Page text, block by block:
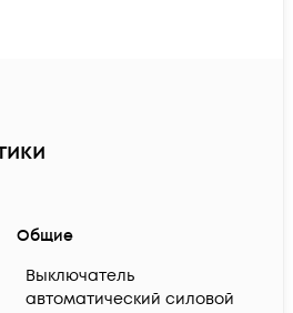
Общие
Выключатель
автоматический силовой